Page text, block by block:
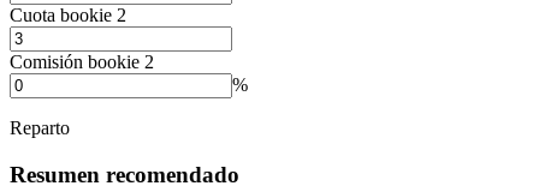
Cuota bookie 2
Comisión bookie 2
%
Reparto
Resumen recomendado